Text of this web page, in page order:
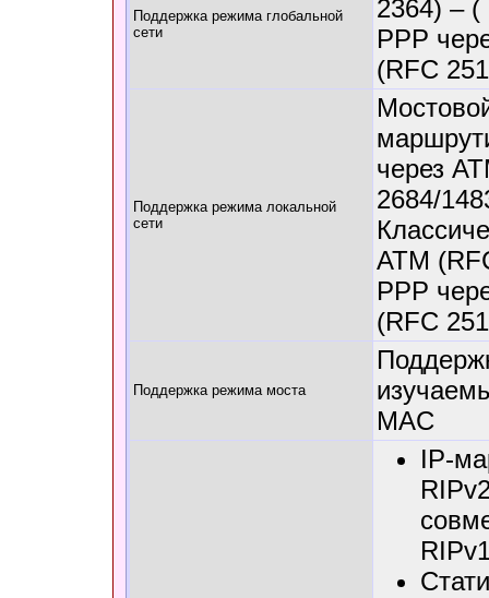
Поддержка режима глобальной
сети
2364) – (
PPP
(RFC
Поддержка режима локальной
сети
через
2684/
ATM
PPP
(RFC
Поддержка режима моста
MAC
IP-